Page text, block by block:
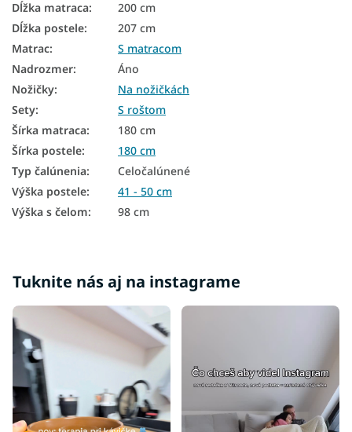
Čalúnené postele 140x200 s úložným priestorom
Čalúnené postele 160x200 s úložným priestorom
Čalúnené postele 180x200 s úložným priestorom
Čalúnené postele 200x200 s úložným priestorom
Čalúnené manželské postele s úložným priestorom
Postele 180x200
Laminátové postele
Boxspring postele s úložným priestorom 180x200
Luxusné čalúnené postele
Manželské postele na nožičkách
Luxusné manželské postele
Manželské postele z masívu 180x200
Dĺžka matraca:
200 cm
Dĺžka postele:
207 cm
Matrac:
S matracom
Nadrozmer:
Áno
Nožičky:
Na nožičkách
Sety:
S roštom
Šírka matraca:
180 cm
Šírka postele:
180 cm
Typ čalúnenia:
Celočalúnené
Výška postele:
41 - 50 cm
Výška s čelom: 98 cm
Tuknite nás aj na instagrame